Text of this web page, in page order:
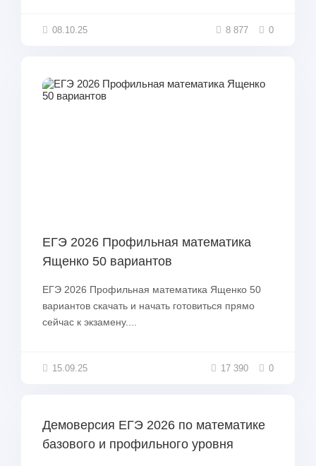
08.10.25 8 877 0
ЕГЭ 2026 Профильная математика
Ященко 50 вариантов
ЕГЭ 2026 Профильная математика Ященко 50
вариантов скачать и начать готовиться прямо
сейчас к экзамену....
15.09.25 17 390 0
Демоверсия ЕГЭ 2026 по математике
базового и профильного уровня